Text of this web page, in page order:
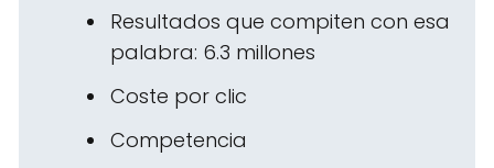
Resultados que compiten con esa
palabra: 6.3 millones
Coste por clic
Competencia